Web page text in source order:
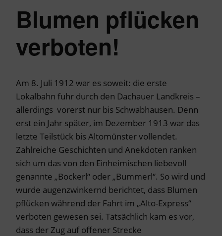
Blumen pflücken
verboten!
Am 8. Juli 1912 war es soweit: die erste
Lokalbahn fuhr durch den Dachauer Landkreis –
allerdings vorerst nur bis Schwabhausen. Denn
erst ein Jahr später, im Dezember 1913 war das
letzte Teilstück bis Altomünster vollendet.
Zahlreiche Geschichten und Anekdoten ranken
sich um das von den Einheimischen liebevoll
genannte „Bockerl“ oder „Bummerl“. So wird und
wurde augenzwinkernd berichtet, dass Blumen
pflücken während der Fahrt im „Alto-Express“
verboten gewesen sei. Tatsächlich kam es vor,
dass der Zug auf offener Strecke